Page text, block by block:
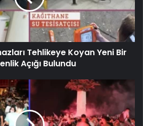
Tehlikeye Koyan Yeni Bir
Açığı Bulundu